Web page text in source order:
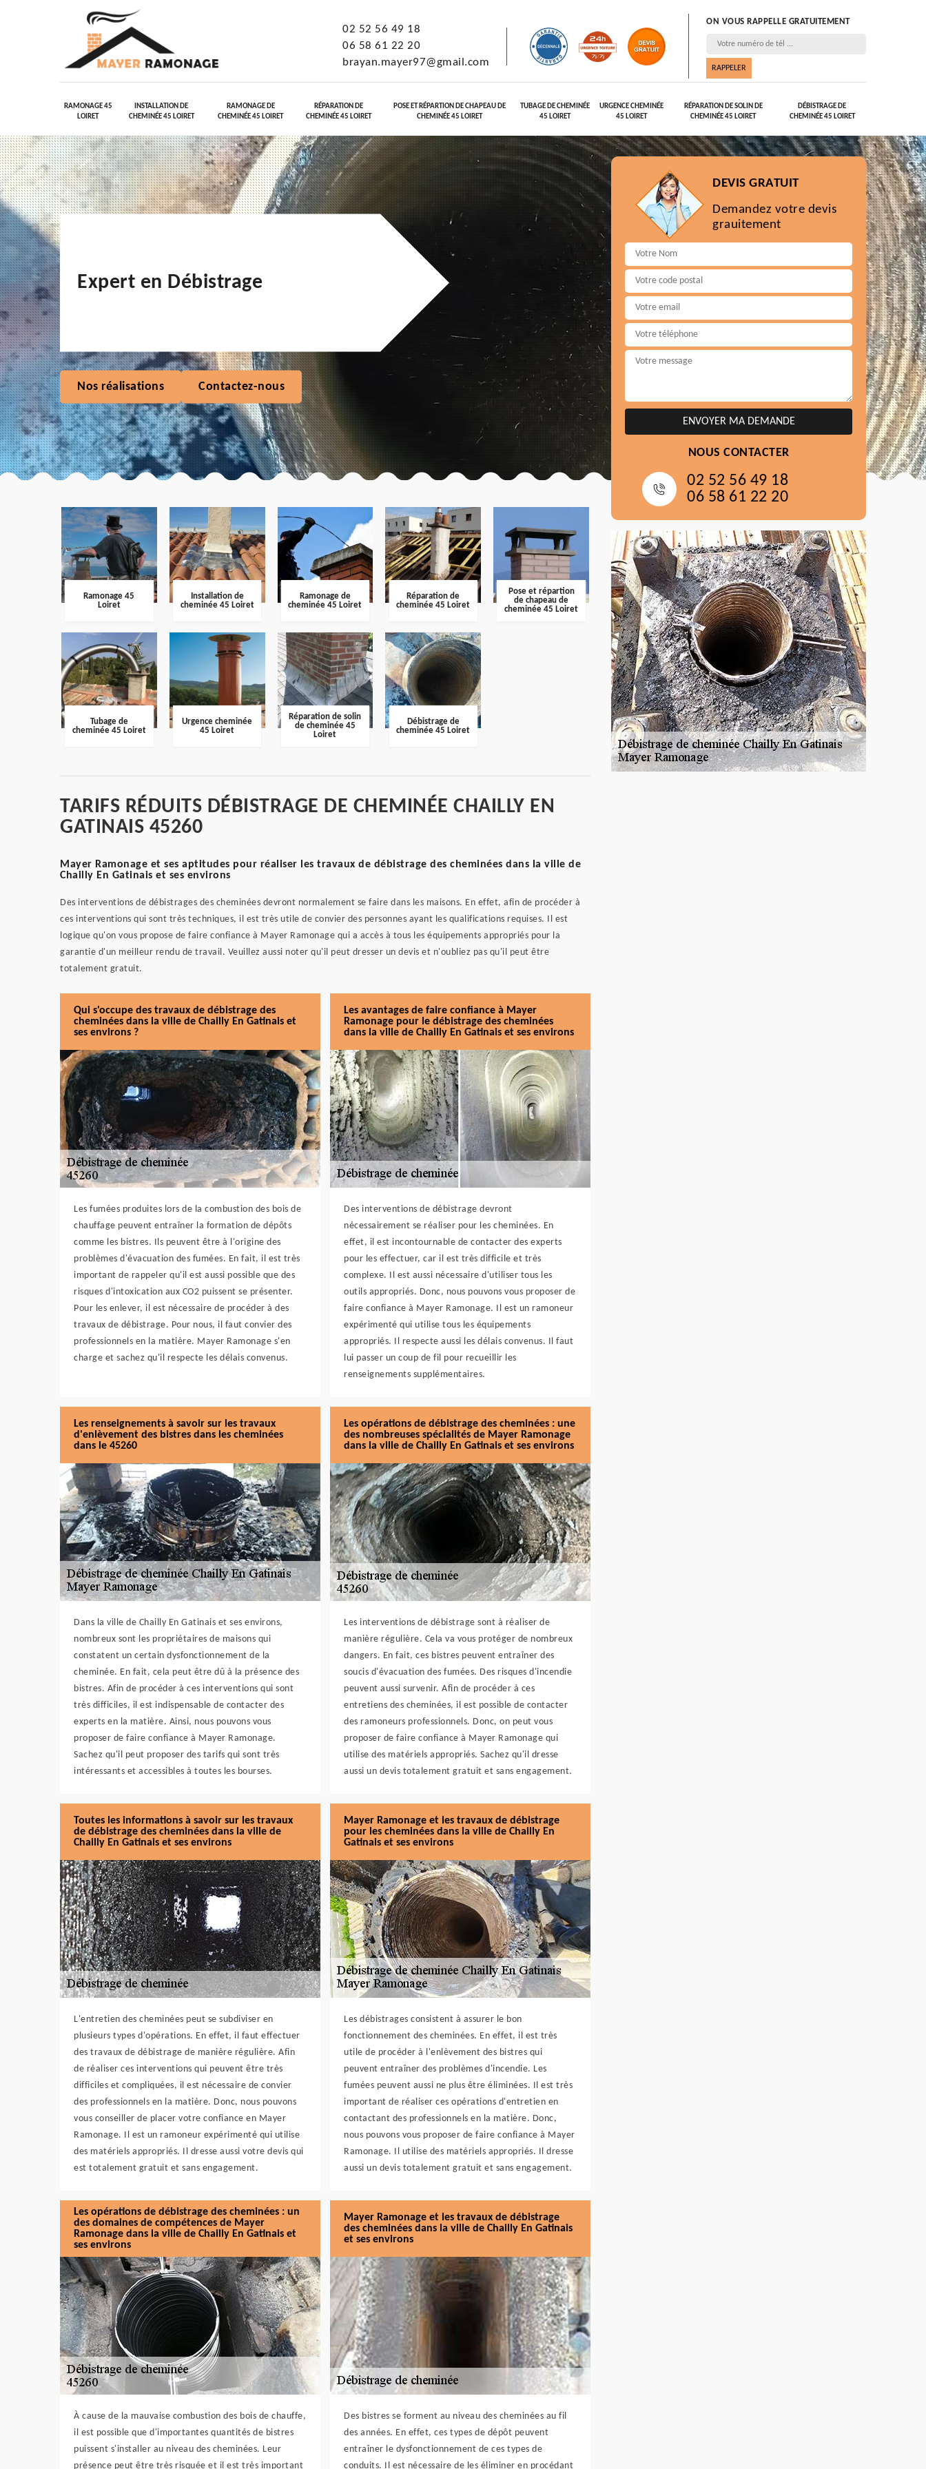
02 52 56 49 18
06 58 61 22 20
brayan.mayer97@gmail.com
ON VOUS RAPPELLE GRATUITEMENT
RAMONAGE 45
LOIRET
INSTALLATION DE
CHEMINÉE 45 LOIRET
RAMONAGE DE
CHEMINÉE 45 LOIRET
RÉPARATION DE
CHEMINÉE 45 LOIRET
POSE ET RÉPARTION DE CHAPEAU DE
CHEMINÉE 45 LOIRET
TUBAGE DE CHEMINÉE
45 LOIRET
URGENCE CHEMINÉE
45 LOIRET
RÉPARATION DE SOLIN DE
CHEMINÉE 45 LOIRET
DÉBISTRAGE DE
CHEMINÉE 45 LOIRET
Expert en Débistrage
Nos réalisations Contactez-nous
Ramonage 45
Loiret
Installation de
cheminée 45 Loiret
Ramonage de
cheminée 45 Loiret
Réparation de
cheminée 45 Loiret
Pose et répartion
de chapeau de
cheminée 45 Loiret
Tubage de
cheminée 45 Loiret
Urgence cheminée
45 Loiret
Réparation de solin
de cheminée 45
Loiret
Débistrage de
cheminée 45 Loiret
TARIFS RÉDUITS DÉBISTRAGE DE CHEMINÉE CHAILLY EN
GATINAIS 45260
Mayer Ramonage et ses aptitudes pour réaliser les travaux de débistrage des cheminées dans la ville de
Chailly En Gatinais et ses environs
Des interventions de débistrages des cheminées devront normalement se faire dans les maisons. En effet, afin de procéder à
ces interventions qui sont très techniques, il est très utile de convier des personnes ayant les qualifications requises. Il est
logique qu'on vous propose de faire confiance à Mayer Ramonage qui a accès à tous les équipements appropriés pour la
garantie d'un meilleur rendu de travail. Veuillez aussi noter qu'il peut dresser un devis et n'oubliez pas qu'il peut être
totalement gratuit.
Qui s'occupe des travaux de débistrage des
cheminées dans la ville de Chailly En Gatinais et
ses environs ?
Les fumées produites lors de la combustion des bois de
chauffage peuvent entraîner la formation de dépôts
comme les bistres. Ils peuvent être à l'origine des
problèmes d'évacuation des fumées. En fait, il est très
important de rappeler qu'il est aussi possible que des
risques d'intoxication aux CO2 puissent se présenter.
Pour les enlever, il est nécessaire de procéder à des
travaux de débistrage. Pour nous, il faut convier des
professionnels en la matière. Mayer Ramonage s'en
charge et sachez qu'il respecte les délais convenus.
Les avantages de faire confiance à Mayer
Ramonage pour le débistrage des cheminées
dans la ville de Chailly En Gatinais et ses environs
Des interventions de débistrage devront
nécessairement se réaliser pour les cheminées. En
effet, il est incontournable de contacter des experts
pour les effectuer, car il est très difficile et très
complexe. Il est aussi nécessaire d'utiliser tous les
outils appropriés. Donc, nous pouvons vous proposer de
faire confiance à Mayer Ramonage. Il est un ramoneur
expérimenté qui utilise tous les équipements
appropriés. Il respecte aussi les délais convenus. Il faut
lui passer un coup de fil pour recueillir les
renseignements supplémentaires.
Les renseignements à savoir sur les travaux
d'enlèvement des bistres dans les cheminées
dans le 45260
Dans la ville de Chailly En Gatinais et ses environs,
nombreux sont les propriétaires de maisons qui
constatent un certain dysfonctionnement de la
cheminée. En fait, cela peut être dû à la présence des
bistres. Afin de procéder à ces interventions qui sont
très difficiles, il est indispensable de contacter des
experts en la matière. Ainsi, nous pouvons vous
proposer de faire confiance à Mayer Ramonage.
Sachez qu'il peut proposer des tarifs qui sont très
intéressants et accessibles à toutes les bourses.
Les opérations de débistrage des cheminées : une
des nombreuses spécialités de Mayer Ramonage
dans la ville de Chailly En Gatinais et ses environs
Les interventions de débistrage sont à réaliser de
manière régulière. Cela va vous protéger de nombreux
dangers. En fait, ces bistres peuvent entraîner des
soucis d'évacuation des fumées. Des risques d'incendie
peuvent aussi survenir. Afin de procéder à ces
entretiens des cheminées, il est possible de contacter
des ramoneurs professionnels. Donc, on peut vous
proposer de faire confiance à Mayer Ramonage qui
utilise des matériels appropriés. Sachez qu'il dresse
aussi un devis totalement gratuit et sans engagement.
Toutes les informations à savoir sur les travaux
de débistrage des cheminées dans la ville de
Chailly En Gatinais et ses environs
L'entretien des cheminées peut se subdiviser en
plusieurs types d'opérations. En effet, il faut effectuer
des travaux de débistrage de manière régulière. Afin
de réaliser ces interventions qui peuvent être très
difficiles et compliquées, il est nécessaire de convier
des professionnels en la matière. Donc, nous pouvons
vous conseiller de placer votre confiance en Mayer
Ramonage. Il est un ramoneur expérimenté qui utilise
des matériels appropriés. Il dresse aussi votre devis qui
est totalement gratuit et sans engagement.
Mayer Ramonage et les travaux de débistrage
pour les cheminées dans la ville de Chailly En
Gatinais et ses environs
Les débistrages consistent à assurer le bon
fonctionnement des cheminées. En effet, il est très
utile de procéder à l'enlèvement des bistres qui
peuvent entraîner des problèmes d'incendie. Les
fumées peuvent aussi ne plus être éliminées. Il est très
important de réaliser ces opérations d'entretien en
contactant des professionnels en la matière. Donc,
nous pouvons vous proposer de faire confiance à Mayer
Ramonage. Il utilise des matériels appropriés. Il dresse
aussi un devis totalement gratuit et sans engagement.
Les opérations de débistrage des cheminées : un
des domaines de compétences de Mayer
Ramonage dans la ville de Chailly En Gatinais et
ses environs
À cause de la mauvaise combustion des bois de chauffe,
il est possible que d'importantes quantités de bistres
puissent s'installer au niveau des cheminées. Leur
présence peut être très risquée et il est très important
Mayer Ramonage et les travaux de débistrage
des cheminées dans la ville de Chailly En Gatinais
et ses environs
Des bistres se forment au niveau des cheminées au fil
des années. En effet, ces types de dépôt peuvent
entraîner le dysfonctionnement de ces types de
conduits. Il est nécessaire de les éliminer en procédant
DEVIS GRATUIT
Demandez votre devis
grauitement
NOUS CONTACTER
02 52 56 49 18
06 58 61 22 20